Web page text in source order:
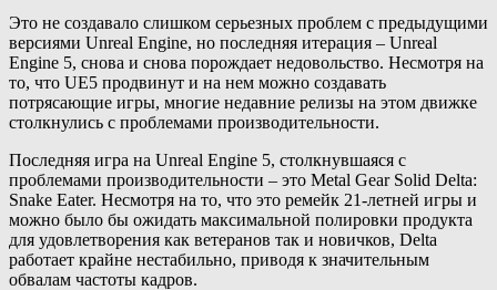
Это не создавало слишком серьезных проблем с предыдущими
версиями Unreal Engine, но последняя итерация – Unreal
Engine 5, снова и снова порождает недовольство. Несмотря на
то, что UE5 продвинут и на нем можно создавать
потрясающие игры, многие недавние релизы на этом движке
столкнулись с проблемами производительности.
Последняя игра на Unreal Engine 5, столкнувшаяся с
проблемами производительности – это Metal Gear Solid Delta:
Snake Eater. Несмотря на то, что это ремейк 21-летней игры и
можно было бы ожидать максимальной полировки продукта
для удовлетворения как ветеранов так и новичков, Delta
работает крайне нестабильно, приводя к значительным
обвалам частоты кадров.